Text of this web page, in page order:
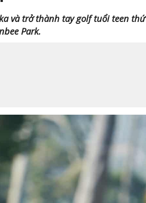
và trở thành tay golf tuổi teen thứ
Park.